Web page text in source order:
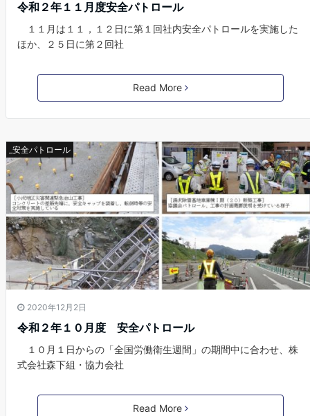
令和２年１１月度安全パトロール
１１月は１１，１２日に第１回社内安全パトロールを実施した
ほか、２５日に第２回社
Read More
_安全パトロール
2020年12月2日
令和２年１０月度 安全パトロール
１０月１日からの「全国労働衛生週間」の期間中に合わせ、株
式会社森下組・協力会社
Read More